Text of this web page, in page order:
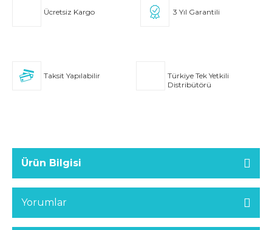
Ücretsiz Kargo 3 Yıl Garantili
Taksit Yapılabilir
Türkiye Tek Yetkili
Distribütörü
Ürün Bilgisi
Yorumlar